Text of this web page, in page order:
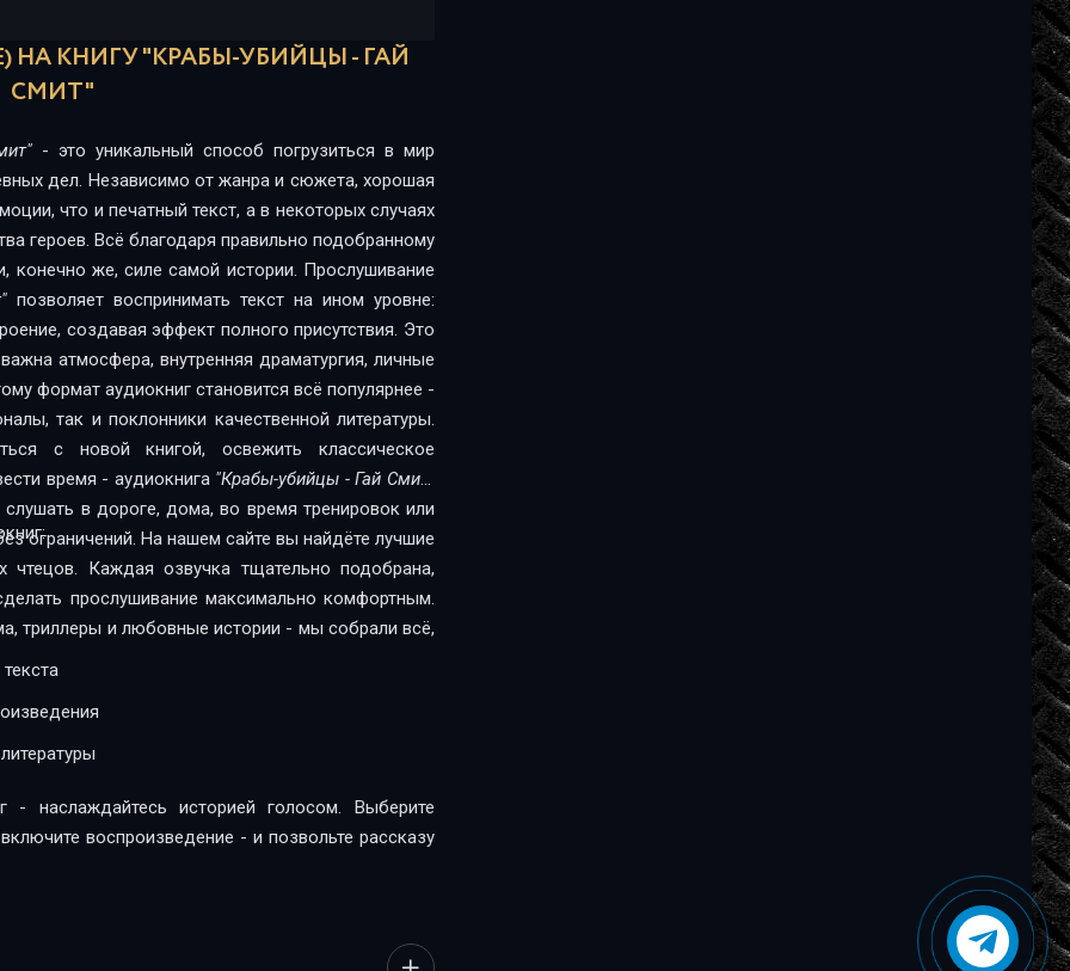
НА КНИГУ "КРАБЫ-УБИЙЦЫ - ГАЙ
СМИТ"
- это уникальный способ погрузиться в мир
дел. Независимо от жанра и сюжета, хорошая
что и печатный текст, а в некоторых случаях
героев. Всё благодаря правильно подобранному
конечно же, силе самой истории. Прослушивание
позволяет воспринимать текст на ином уровне:
создавая эффект полного присутствия. Это
атмосфера, внутренняя драматургия, личные
формат аудиокниг становится всё популярнее -
так и поклонники качественной литературы.
с новой книгой, освежить классическое
время - аудиокнига "Крабы-убийцы - Гай Смит"
в дороге, дома, во время тренировок или
ограничений. На нашем сайте вы найдёте лучшие
чтецов. Каждая озвучка тщательно подобрана,
прослушивание максимально комфортным.
триллеры и любовные истории - мы собрали всё,
- наслаждайтесь историей голосом. Выберите
воспроизведение - и позвольте рассказу